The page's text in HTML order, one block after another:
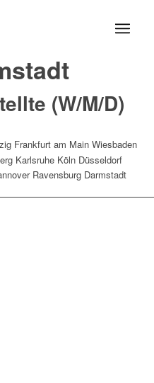
(W/M/D)
Frankfurt am Main Wiesbaden
Karlsruhe Köln Düsseldorf
Ravensburg Darmstadt